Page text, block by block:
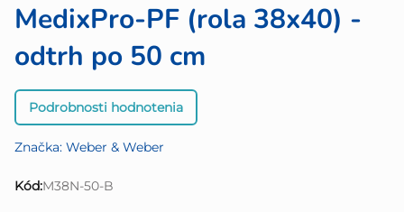
MedixPro-PF (rola 38x40) -
odtrh po 50 cm
Priemerné
hodnotenie
je
0,0
Podrobnosti hodnotenia
Značka: Weber & Weber
Kód:M38N-50-B